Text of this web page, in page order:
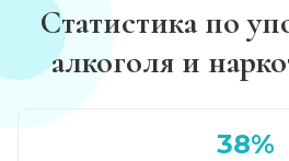
Статистика по
алкоголя и
38%